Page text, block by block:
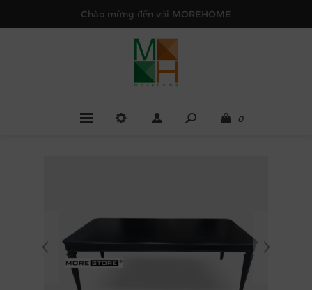
Chào mừng đến với MOREHOME
0